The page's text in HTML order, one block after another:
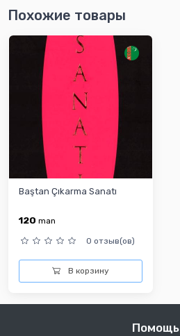
Похожие товары
Baştan Çıkarma Sanatı
120 man
0 отзыв(ов)
В корзину
Помощь